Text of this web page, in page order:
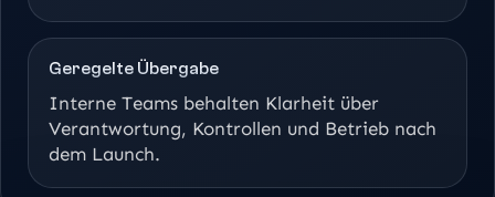
Geregelte Übergabe
Interne Teams behalten Klarheit über
Verantwortung, Kontrollen und Betrieb nach
dem Launch.